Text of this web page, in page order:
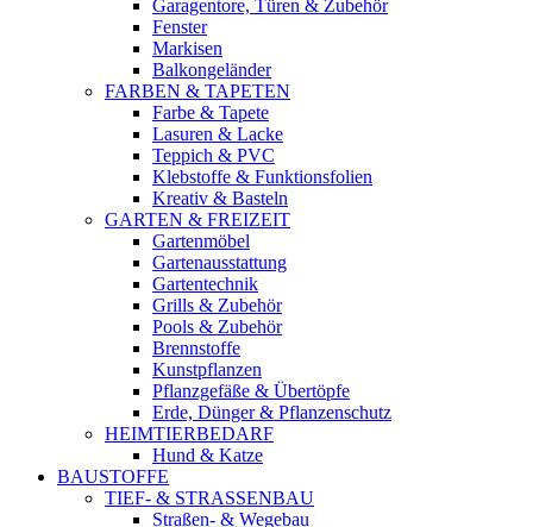
Garagentore, Türen & Zubehör
Fenster
Markisen
Balkongeländer
FARBEN & TAPETEN
Farbe & Tapete
Lasuren & Lacke
Teppich & PVC
Klebstoffe & Funktionsfolien
Kreativ & Basteln
GARTEN & FREIZEIT
Gartenmöbel
Gartenausstattung
Gartentechnik
Grills & Zubehör
Pools & Zubehör
Brennstoffe
Kunstpflanzen
Pflanzgefäße & Übertöpfe
Erde, Dünger & Pflanzenschutz
HEIMTIERBEDARF
Hund & Katze
BAUSTOFFE
TIEF- & STRASSENBAU
Straßen- & Wegebau